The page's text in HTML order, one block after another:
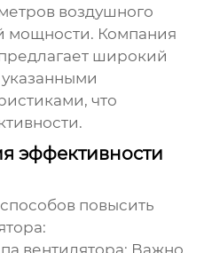
воздушного
мощности. Компания
широкий
что
.
эффективности
повысить
: